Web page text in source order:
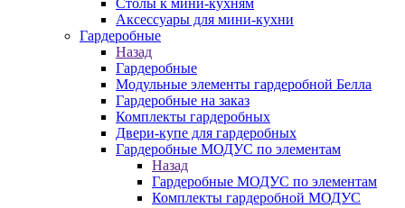
Столы к мини-кухням
Аксессуары для мини-кухни
Гардеробные
Назад
Гардеробные
Модульные элементы гардеробной Белла
Гардеробные на заказ
Комплекты гардеробных
Двери-купе для гардеробных
Гардеробные МОДУС по элементам
Назад
Гардеробные МОДУС по элементам
Комплекты гардеробной МОДУС